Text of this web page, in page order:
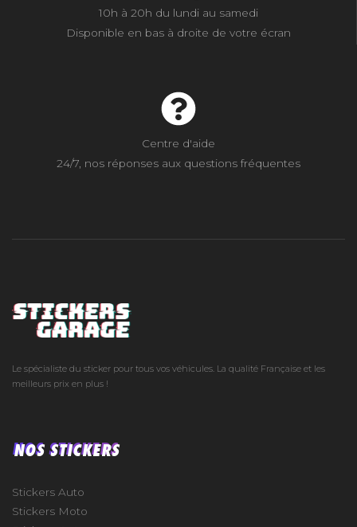
10h à 20h du lundi au samedi
Disponible en bas à droite de votre écran
Centre d'aide
24/7, nos réponses aux questions fréquentes
Le spécialiste du sticker pour tous vos véhicules. La qualité Française et les
meilleurs prix en plus !
NOS STICKERS
Stickers Auto
Stickers Moto